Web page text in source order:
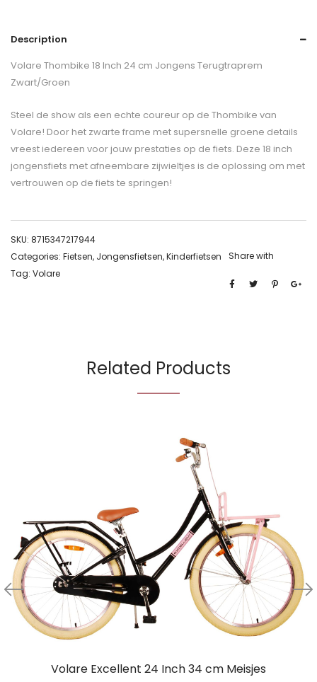
Description
Volare Thombike 18 Inch 24 cm Jongens Terugtraprem
Zwart/Groen
Steel de show als een echte coureur op de Thombike van
Volare! Door het zwarte frame met supersnelle groene details
vreest iedereen voor jouw prestaties op de fiets. Deze 18 inch
jongensfiets met afneembare zijwieltjes is de oplossing om met
vertrouwen op de fiets te springen!
SKU: 8715347217944
Categories: Fietsen, Jongensfietsen,Kinderfietsen
Tag: Volare
Share with
Related Products
Volare Excellent 24 Inch 34 cm Meisjes